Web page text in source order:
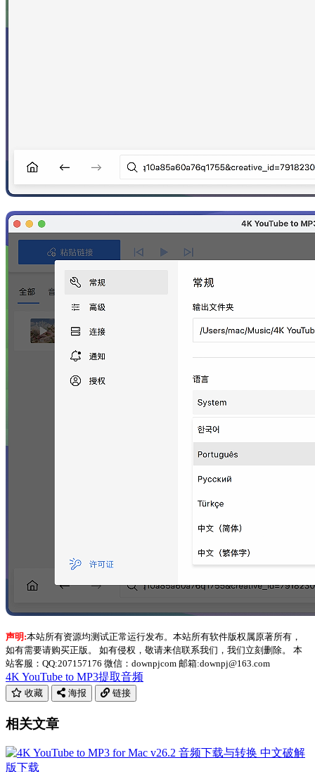
声明:本站所有资源均测试正常运行发布。本站所有软件版权属原著所有，
如有需要请购买正版。 如有侵权，敬请来信联系我们，我们立刻删除。 本
站客服：QQ:207157176 微信：downpjcom 邮箱:downpj@163.com
4K YouTube to MP3提取音频
收藏 海报 链接
相关文章